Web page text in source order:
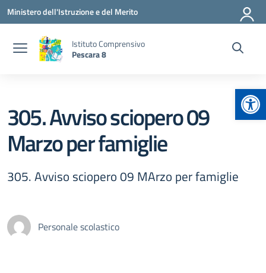
Vai ai contenuti
Vai al menu di navigazione
Vai al footer
Ministero dell'Istruzione e del Merito
Istituto Comprensivo
Pescara 8
305. Avviso sciopero 09
Marzo per famiglie
305. Avviso sciopero 09 MArzo per famiglie
Personale scolastico